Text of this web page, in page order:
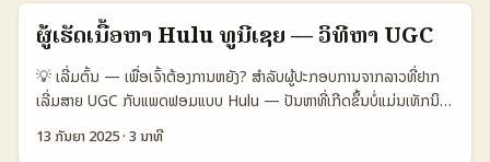
Low 📦 Scalability High Medium Low ຕາຕະລາງນີ້ສະແດງວ່າ
search tools ແບບ platform (BaoLiba, Creator
marketplaces) ມີຄວາມ convert ດີແລະສາມາດ scale ແຜ່ການແນະນໍາ
ໄດ້, ແຕ່ຕ້ອງຈ່າຍ effort verification ສຳລັບ fraud. Talent agencies
ເປັນທາງເລືອກທີ່ມີຄຸນນະພາບແຕ່ຄ່າສູງກວ່າ; organic discovery ເຫັນຜົນ
ຫຼຸດແຕ່ຮອດຄ່າຕ່ໍາ. ...
ດຽວກັນ. ໃນນີ້ຂ້ອຍຈະພາທ່ານຜ່ານຂັ້ນຕອນທີ່ປຶກສາແລະທົດລອງເທິງການ
ຄົ້ນຫາ, ການປະຕິບັດ product seeding ທີ່ມີຜົນສຳເລັດ, ແລະການປະເມີນ
ຄວາມສຳເລັດຢ່າງຊັດເຈນ — ທັງນີ້ເປັນການປອດໃຈສຳລັບຜູ້ລົງທຶນໃນລາວ. 📊
ຕາຕະລາງ Data Snapshot: ການປຽບທຽບແພດຟອມຕ່າງໆ ສໍາລັບ
Agencies Social Listening Tools 👥 Monthly Active
ຜູ້ເຮັດເນື້ອຫາ Hulu ທູນີເຊຍ — ວິທີຫາ UGC
💡 ເລີ່ມຕົ້ນ — ເພື່ອເຈົ້າຕ້ອງການຫຍັງ? ສຳລັບຜູ້ປະກອບການຈາກລາວທີ່ຢາກ
ເລີ່ມສາຍ UGC ກັບແພດຟອມແບບ Hulu — ປັນຫາທີ່ເກີດຂຶ້ນບໍ່ແມ່ນເທັກນິກ
ຢ່າງເລີດ, ແຕ່ແມ່ນການຄົ້ນຫາຄົນແລະເນື້ອຫາທີ່ເໝາະສົມກັບເຊິ່ງ Hulu ແລະ
ຕະຫຼາດເປັນສິ່ງສຳຄັນທີ່ຕ້ອງກຳຫນົດຕົວຊີ້ດີ. ບລັອກນີ້ຈະຊ່ວຍເຈົ້າ: • ກຳນົດການ
13 ກັນຍາ 2025·3 ນາທີ